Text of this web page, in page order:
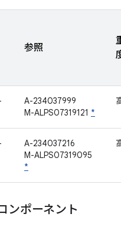
参照
A-234037999
M-ALPS07319121 *
A-234037216
M-ALPS07319095
*
ンポーネント